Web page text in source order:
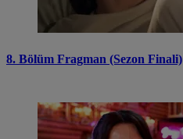
8. Bölüm Fragman (Sezon Finali)